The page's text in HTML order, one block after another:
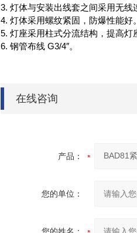
3. 灯体与安装出线套之间采用无线
4. 灯体采用螺纹紧固，防爆性能好。
5. 灯座采用柱式分流结构，提高灯
6. 钢管布线 G3/4″。
在线咨询
产品：
您的单位：